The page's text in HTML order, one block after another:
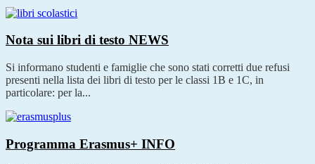
Nota sui libri di testo NEWS
Si informano studenti e famiglie che sono stati corretti due refusi
presenti nella lista dei libri di testo per le classi 1B e 1C, in
particolare: per la...
Programma Erasmus+ INFO